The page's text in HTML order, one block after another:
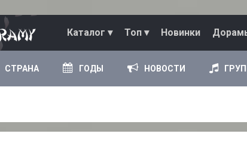
Каталог ▾ Топ ▾ Новинки
СТРАНА ГОДЫ НОВОСТИ